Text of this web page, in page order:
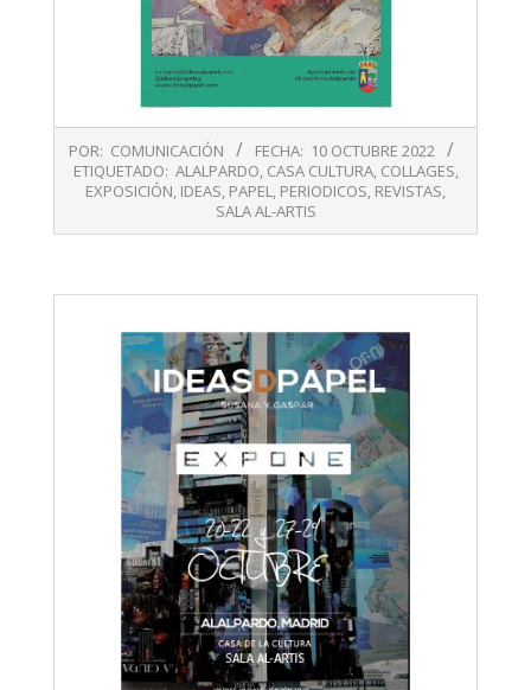
10-
POR: COMUNICACIÓN FECHA: 10 OCTUBRE 2022
ETIQUETADO: ALALPARDO, CASA CULTURA, COLLAGES,
EXPOSICIÓN, IDEAS, PAPEL, PERIODICOS, REVISTAS,
SALA AL-ARTIS